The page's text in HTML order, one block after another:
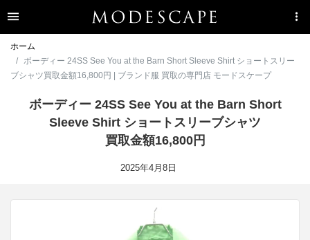
ホーム
ボーディー 24SS See You at the Barn Short Sleeve Shirt ショートスリー
ブシャツ買取金額16,800円 | ブランド服 買取の専門店 モードスケープ
ボーディー 24SS See You at the Barn Short
Sleeve Shirt ショートスリーブシャツ
買取金額16,800円
2025年4月8日